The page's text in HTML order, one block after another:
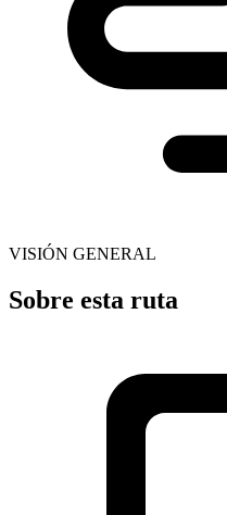
VISIÓN GENERAL
Sobre esta ruta